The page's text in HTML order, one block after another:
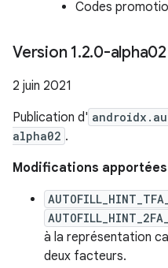
Codes
Version 1.2.0-alpha02
2 juin 2021
Publication d'
alpha02 .
Modifications apportées
à la représentation
deux facteurs.